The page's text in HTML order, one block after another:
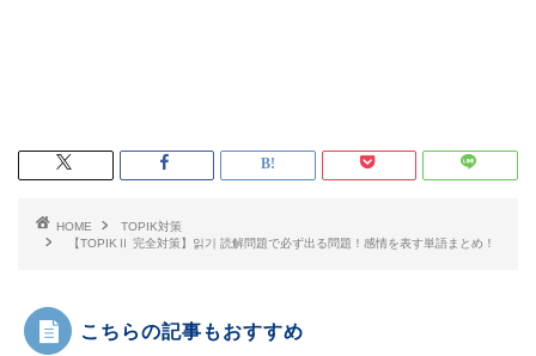
HOME
TOPIK対策
【TOPIKⅡ 完全対策】읽기 読解問題で必ず出る問題！感情を表す単語まとめ！
こちらの記事もおすすめ